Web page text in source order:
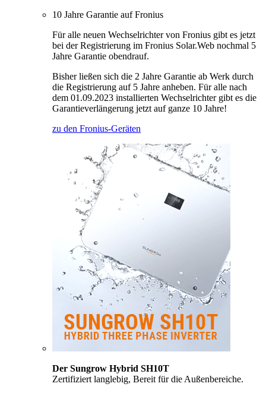
10 Jahre Garantie auf Fronius
Für alle neuen Wechselrichter von Fronius gibt es jetzt
bei der Registrierung im Fronius Solar.Web nochmal 5
Jahre Garantie obendrauf.
Bisher ließen sich die 2 Jahre Garantie ab Werk durch
die Registrierung auf 5 Jahre anheben. Für alle nach
dem 01.09.2023 installierten Wechselrichter gibt es die
Garantieverlängerung jetzt auf ganze 10 Jahre!
zu den Fronius-Geräten
Der Sungrow Hybrid SH10T
Zertifiziert langlebig, Bereit für die Außenbereiche.